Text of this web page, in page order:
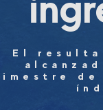
El
de